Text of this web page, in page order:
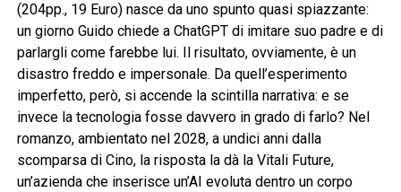
(204pp., 19 Euro) nasce da uno spunto quasi spiazzante:
un giorno Guido chiede a ChatGPT di imitare suo padre e di
parlargli come farebbe lui. Il risultato, ovviamente, è un
disastro freddo e impersonale. Da quell’esperimento
imperfetto, però, si accende la scintilla narrativa: e se
invece la tecnologia fosse davvero in grado di farlo? Nel
romanzo, ambientato nel 2028, a undici anni dalla
scomparsa di Cino, la risposta la dà la Vitali Future,
un’azienda che inserisce un’AI evoluta dentro un corpo